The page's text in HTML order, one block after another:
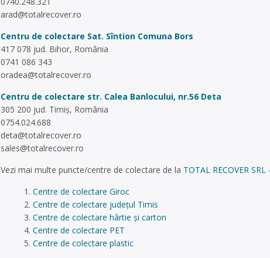
arad@totalrecover.ro
Centru de colectare Sat. Sîntion Comuna Bors
417 078 jud. Bihor, România
0741 086 343
oradea@totalrecover.ro
Centru de colectare str. Calea Banlocului, nr.56 Deta
305 200 jud. Timiș, România
0754.024.688
deta@totalrecover.ro
sales@totalrecover.ro
Vezi mai multe puncte/centre de colectare de la TOTAL RECOVER
Centre de colectare Giroc
Centre de colectare județul Timis
Centre de colectare hârtie și carton
Centre de colectare PET
Centre de colectare plastic